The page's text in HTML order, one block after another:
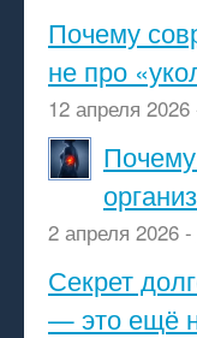
Почему
не про
12 апреля 2026
2 апреля 2026 -
Секрет
— это ещё